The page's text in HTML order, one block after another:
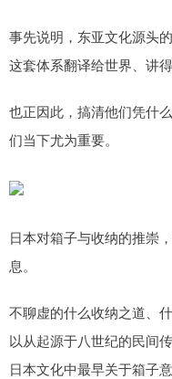
事先说明，东亚文化源头
这套体系翻译给世界、讲
也正因此，搞清他们凭什
们当下尤为重要。
日本对箱子与收纳的推崇
息。
不聊虚的什么收纳之道、
以从起源于八世纪的民间
日本文化中最早关于箱子